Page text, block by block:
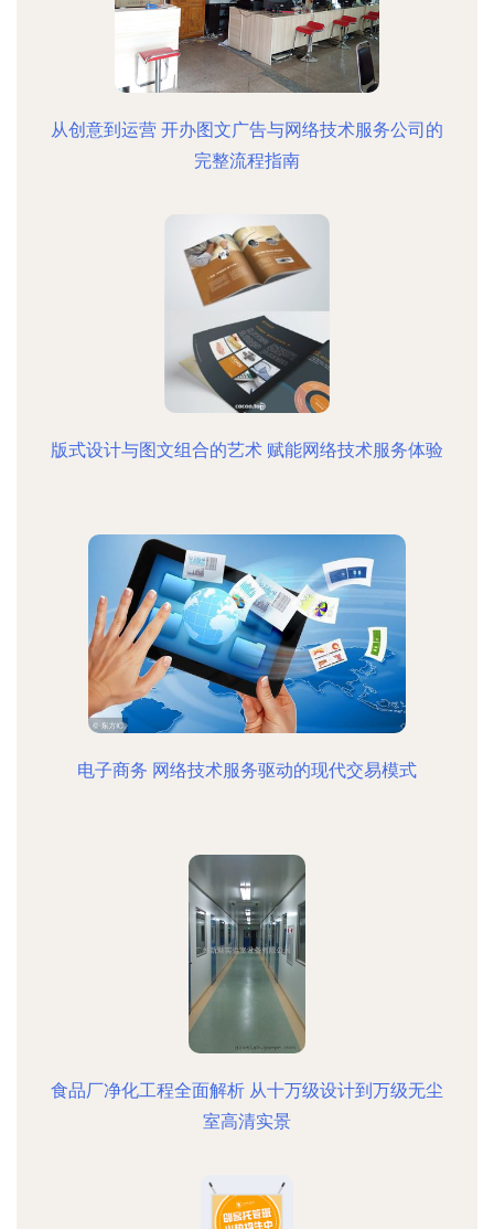
从创意到运营 开办图文广告与网络技术服务公司的
完整流程指南
版式设计与图文组合的艺术 赋能网络技术服务体验
电子商务 网络技术服务驱动的现代交易模式
食品厂净化工程全面解析 从十万级设计到万级无尘
室高清实景